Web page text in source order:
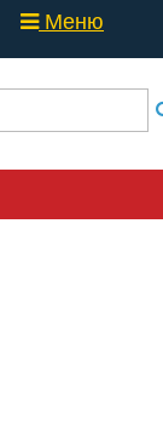
Меню